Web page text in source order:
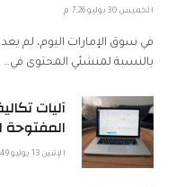
الخميس 30 يوليو 7:26 م
في سوق الإمارات اليوم، لم
بالنسبة لمنشئي المحتوى في…
آليات
المفتوحة
الإثنين 13 يوليو 5:49 م